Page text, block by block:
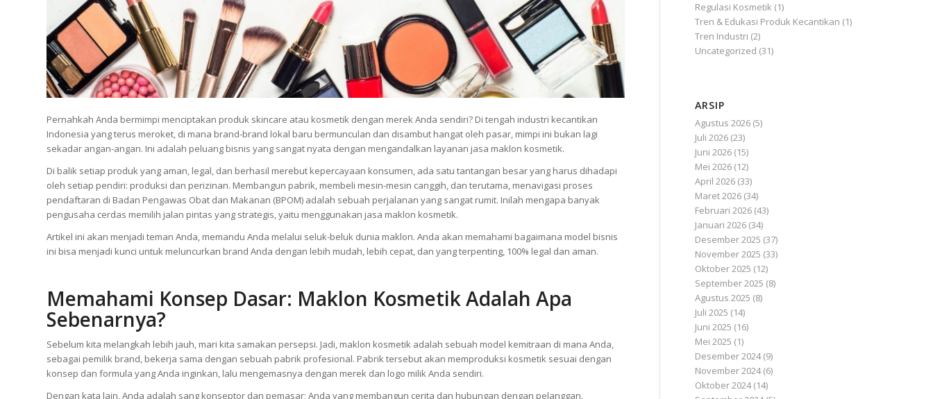
Pernahkah Anda bermimpi menciptakan produk skincare atau kosmetik dengan merek Anda sendiri? Di tengah industri kecantikan
Indonesia yang terus meroket, di mana brand-brand lokal baru bermunculan dan disambut hangat oleh pasar, mimpi ini bukan lagi
sekadar angan-angan. Ini adalah peluang bisnis yang sangat nyata dengan mengandalkan layanan jasa maklon kosmetik.
Di balik setiap produk yang aman, legal, dan berhasil merebut kepercayaan konsumen, ada satu tantangan besar yang harus dihadapi
oleh setiap pendiri: produksi dan perizinan. Membangun pabrik, membeli mesin-mesin canggih, dan terutama, menavigasi proses
pendaftaran di Badan Pengawas Obat dan Makanan (BPOM) adalah sebuah perjalanan yang sangat rumit. Inilah mengapa banyak
pengusaha cerdas memilih jalan pintas yang strategis, yaitu menggunakan jasa maklon kosmetik.
Artikel ini akan menjadi teman Anda, memandu Anda melalui seluk-beluk dunia maklon. Anda akan memahami bagaimana model bisnis
ini bisa menjadi kunci untuk meluncurkan brand Anda dengan lebih mudah, lebih cepat, dan yang terpenting, 100% legal dan aman.
Memahami Konsep Dasar: Maklon Kosmetik Adalah Apa
Sebenarnya?
Sebelum kita melangkah lebih jauh, mari kita samakan persepsi. Jadi, maklon kosmetik adalah sebuah model kemitraan di mana Anda,
sebagai pemilik brand, bekerja sama dengan sebuah pabrik profesional. Pabrik tersebut akan memproduksi kosmetik sesuai dengan
konsep dan formula yang Anda inginkan, lalu mengemasnya dengan merek dan logo milik Anda sendiri.
Dengan kata lain, Anda adalah sang konseptor dan pemasar; Anda yang membangun cerita dan hubungan dengan pelanggan.
Regulasi Kosmetik (1)
Tren & Edukasi Produk Kecantikan (1)
Tren Industri (2)
Uncategorized (31)
ARSIP
Agustus 2026 (5)
Juli 2026 (23)
Juni 2026 (15)
Mei 2026 (12)
April 2026 (33)
Maret 2026 (34)
Februari 2026 (43)
Januari 2026 (34)
Desember 2025 (37)
November 2025 (33)
Oktober 2025 (12)
September 2025 (8)
Agustus 2025 (8)
Juli 2025 (14)
Juni 2025 (16)
Mei 2025 (1)
Desember 2024(9)
November 2024(6)
Oktober 2024(14)